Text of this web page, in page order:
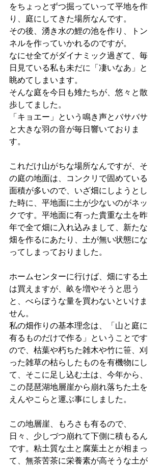
をちょっとずつ掘っていって平地を作
り、庭にしてきた場所なんです。
その後、湧き水の鯉の池を作り、トン
ネルを作っていかれるのですが。
なにせ全てがダイナミック過ぎて、毎
日見ている私も未だに「凄いなあ」と
眺めてしまいます。
そんな庭を今日も雉たちが、悠々と散
歩してました。
「キョエー」という鳴き声とバサバサ
と大きな羽の音が毎日響いておりま
す。
これだけ山がちな場所なんですが、そ
の庭の地面は、コンクリで固めている
面積が多いので、いざ畑にしようとし
た時に、平地面に土が少ないのがネッ
クです。平地面に有った貴重な土を昨
年で全て畑に入れ込みまして、新たな
畑を作るにあたり、土が無い状態にな
ってしまっておりました。
ホームセンターに行けば、畑にする土
は買えますが、畝を増やそうと思う
と、べらぼうな量を買わないといけま
せん。
私の畑作りの基本理念は、「山と庭に
有るものだけで作る」ということです
ので、枯葉や朽ちた雑木や竹に笹、刈
った雑草の枯らしたものを有機物にし
て、そこに足し込む土は、今年から、
この琵琶湖地層崖から崩れ落ちた土を
えんやこらと運ぶ事にしました。
この地層崖、もろさも有るので、
日々、少しづつ崩れて下側に積もるん
です。粘土質な土と腐葉土とが相まっ
て、無茶苦茶に栄養素が高そうな土が